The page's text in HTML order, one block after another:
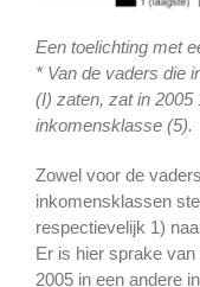
Een toelichting met
* Van de vaders die
(I) zaten, zat in 2005
inkomensklasse (5).
Zowel voor de
inkomensklassen
respectievelijk 1)
Er is hier sprake
2005 in een andere